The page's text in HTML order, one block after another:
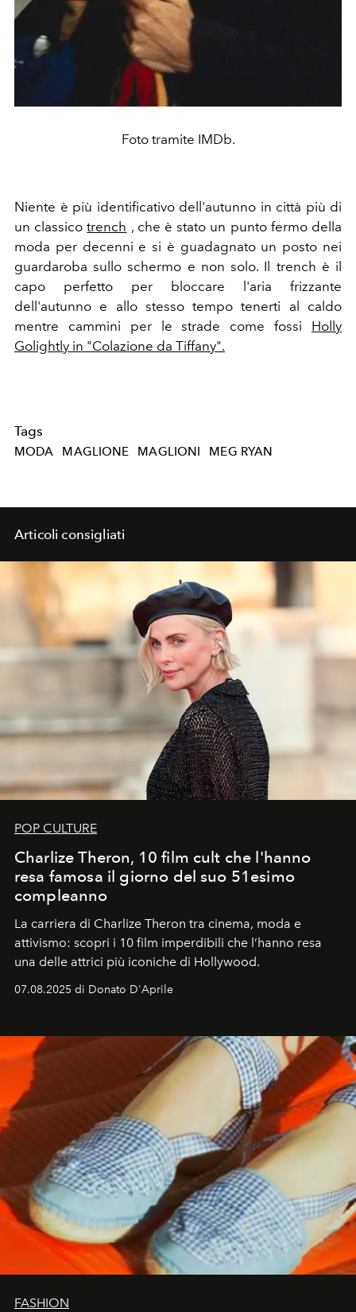
Foto tramite IMDb.
Niente è più identificativo dell'autunno in città più di
un classicotrench , che è stato un punto fermo della
moda per decenni e si è guadagnato un posto nei
guardaroba sullo schermo e non solo. Il trench è il
capo perfetto per bloccare l'aria frizzante
dell'autunno e allo stesso tempo tenerti al caldo
mentre cammini per le strade come fossi
Holly
Golightly in "Colazione da Tiffany".
Tags
MODA MAGLIONE MAGLIONI MEG RYAN
Articoli consigliati
POP CULTURE
Charlize Theron, 10 film cult che l'hanno
resa famosa il giorno del suo 51esimo
compleanno
La carriera di Charlize Theron tra cinema, moda e
attivismo: scopri i 10 film imperdibili che l’hanno resa
una delle attrici più iconiche di Hollywood.
07.08.2025 di Donato D'Aprile
FASHION